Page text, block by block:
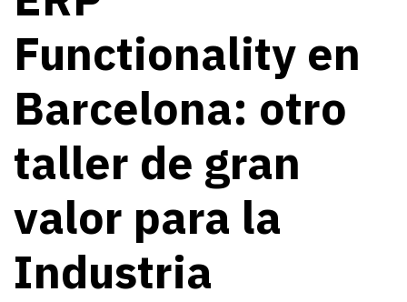
Functionality en
Barcelona: otro
taller de gran
valor para la
Industria